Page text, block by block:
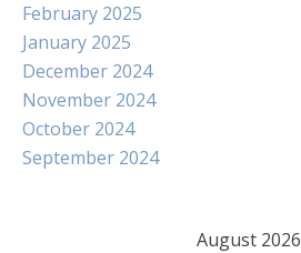
February 2025
January 2025
December 2024
November 2024
October 2024
September 2024
August 2026